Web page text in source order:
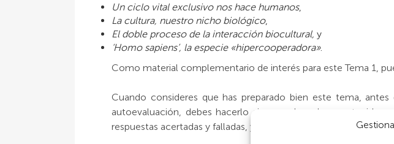
Un ciclo vital exclusivo nos hace humanos,
La cultura, nuestro nicho biológico,
El doble proceso de la interacción biocultural, y
‘Homo sapiens’, la especie «hipercooperadora».
Como material complementario de interés para este Tema 1,
Cuando consideres que has preparado bien este tema,
autoevaluación, debes hacerlo sin acceder a los contenidos
respuestas acertadas y falladas, y repetirlos cuantas veces